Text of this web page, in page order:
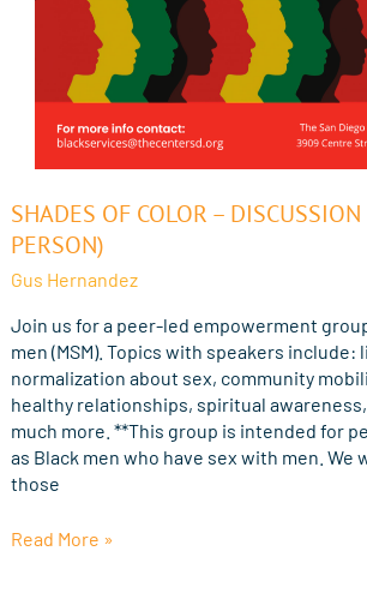
SHADES OF COLOR –
PERSON)
Gus Hernandez
Join us for a peer-led empowerment
men (MSM). Topics with speakers include:
normalization about sex, community
healthy relationships, spiritual
much more. **This group is intended for
as Black men who have sex with men. We
those
Shades
of
–
Discussion
Group
Person)
Read More »